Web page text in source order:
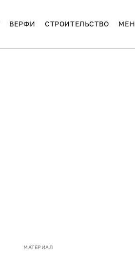
ВЕРФИ СТРОИТЕЛЬСТВО
МАТЕРИАЛ